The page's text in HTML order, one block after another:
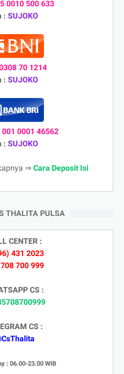
0010 500 633
: SUJOKO
70 1214
: SUJOKO
001 0001 46562
: SUJOKO
⇒ Cara Deposit Isi
THALITA PULSA
CENTER :
431 2023
700 999
CS :
CS :
: 06.00-23.00 WIB